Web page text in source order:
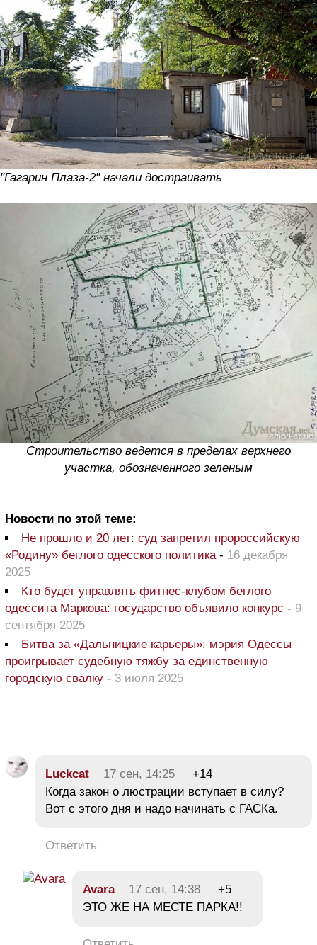
"Гагарин Плаза-2" начали достраивать
Строительство ведется в пределах верхнего
участка, обозначенного зеленым
Новости по этой теме:
Не прошло и 20 лет: суд запретил пророссийскую
«Родину» беглого одесского политика- 16 декабря
2025
Кто будет управлять фитнес-клубом беглого
одессита Маркова: государство объявило конкурс - 9
сентября 2025
Битва за «Дальницкие карьеры»: мэрия Одессы
проигрывает судебную тяжбу за единственную
городскую свалку - 3 июля 2025
Luckcat 17 сен, 14:25
+14
Когда закон о люстрации вступает в силу?
Вот с этого дня и надо начинать с ГАСКа.
Ответить
Avara 17 сен, 14:38
+5
ЭТО ЖЕ НА МЕСТЕ ПАРКА!!